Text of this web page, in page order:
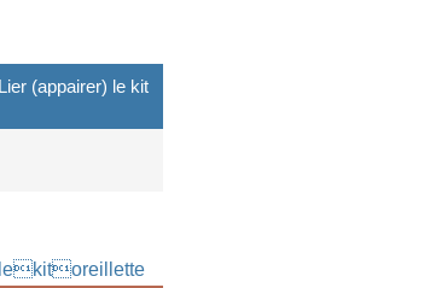
(appairer) le kit
lekitoreillette